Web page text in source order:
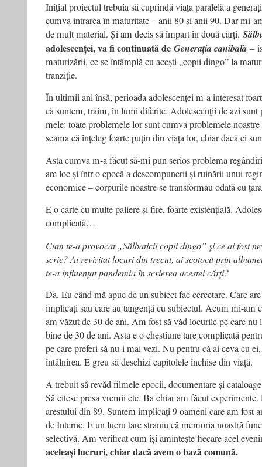
Inițial proiectul trebuia să cuprindă viața paralelă a
cumva intrarea în maturitate – anii 80 și anii 90. Dar mi-
de mult material. Și am decis să împart în două cărți.
adolescenței, va fi continuată de Generația canibală –
maturizării, ce se întâmplă cu acești „copii dingo” la
tranziție.
În ultimii ani însă, perioada adolescenței m-a interesat
că suntem, trăim, în lumi diferite. Adolescenții de azi sunt
mele: toate problemele lor sunt cumva problemele
seama că înțeleg foarte puțin din viața lor, chiar dacă ei
Asta cumva m-a făcut să-mi pun serios problema
are loc și într-o epocă a descompunerii și ruinării unui
economice – corpurile noastre se transformau odată cu
E o carte cu multe paliere și fire, foarte existențială.
complicată…
Cum te-a provocat „Sălbaticii copii dingo” şi ce ai fost
scrie? Ai revizitat locuri din trecut, ai scotocit prin
te-a influenţat pandemia în scrierea acestei cărţi?
Da. Eu când mă apuc de un subiect fac cercetare. Care
implicați sau care au tangență cu subiectul. Acum mi-am
am văzut de 30 de ani. Am fost să văd locurile pe care
bine de 30 de ani. Asta e o chestiune tare complicată
pe care preferi să nu-i mai vezi. Nu pentru că ai ceva cu
întâlnirea. E greu să deschizi capitolele închise din viață.
A trebuit să revăd filmele epocii, documentare și
Să citesc presa vremii etc. Ba chiar am făcut
arestului din 89. Suntem implicați 9 oameni care am fost
de Interne. E un lucru tare straniu că memoria noastră
selectivă. Am verificat cum își amintește fiecare acel
aceleași lucruri, chiar dacă avem o bază comună.